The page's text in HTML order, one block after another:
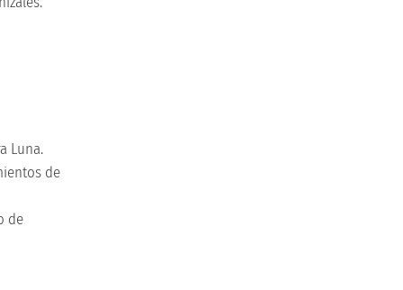
Luna.
de
de